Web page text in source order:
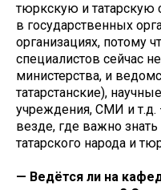
тюркскую и татарскую
в государственных
организациях, потому
специалистов сейчас
министерства, и
татарстанские),
учреждения, СМИ и
везде, где важно
татарского народа и
— Ведётся ли на